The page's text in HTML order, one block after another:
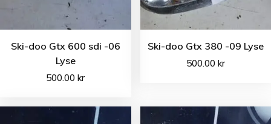
Ski-doo Gtx 600 sdi -06
Lyse
500.00kr
Ski-doo Gtx 380 -09 Lyse
500.00 kr